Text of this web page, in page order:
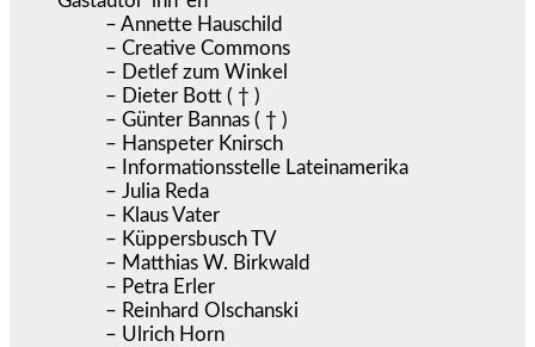
– Annette Hauschild
– Creative Commons
– Detlef zum Winkel
– Dieter Bott ( † )
– Günter Bannas ( † )
– Hanspeter Knirsch
– Informationsstelle Lateinamerika
– Julia Reda
– Klaus Vater
– Küppersbusch TV
– Matthias W. Birkwald
– Petra Erler
– Reinhard Olschanski
– Ulrich Horn